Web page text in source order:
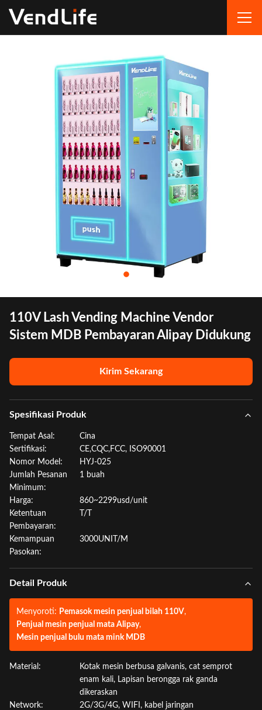
110V Lash Vending Machine Vendor
Sistem MDB Pembayaran Alipay Didukung
Kirim Sekarang
Spesifikasi Produk
Tempat Asal:
Cina
Sertifikasi:
CE,CQC,FCC, ISO90001
Nomor Model:
HYJ-025
Jumlah Pesanan
Minimum:
1 buah
Harga:
860~2299usd/unit
Ketentuan
Pembayaran:
T/T
Kemampuan
Pasokan:
3000UNIT/M
Detail Produk
Menyoroti: Pemasok mesin penjual bilah 110V,
Penjual mesin penjual mata Alipay,
Mesin penjual bulu mata mink MDB
Material:
Kotak mesin berbusa galvanis, cat semprot
enam kali, Lapisan berongga rak ganda
dikeraskan
Network:
2G/3G/4G, WIFI, kabel jaringan